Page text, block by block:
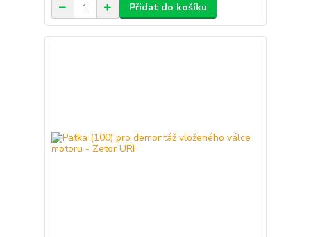
Přidat do košíku